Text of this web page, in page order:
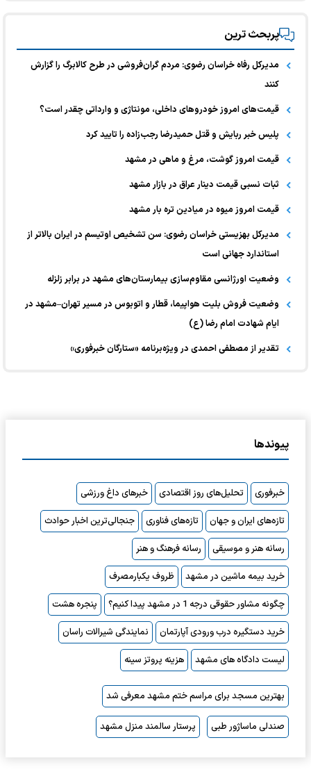
پربحث ترین
مدیرکل رفاه خراسان رضوی: مردم گران‌فروشی در طرح کالابرگ را گزارش
کنند
قیمت‌های امروز خودرو‌های داخلی، مونتاژی و وارداتی چقدر است؟
پلیس خبر ربایش و قتل حمیدرضا رجب‌زاده را تایید کرد
قیمت امروز گوشت، مرغ و ماهی در مشهد
ثبات نسبی قیمت دینار عراق در بازار مشهد
قیمت امروز میوه در میادین تره بار مشهد
مدیرکل بهزیستی خراسان رضوی: سن تشخیص اوتیسم در ایران بالاتر از
استاندارد جهانی است
وضعیت اورژانسی مقاوم‌سازی بیمارستان‌های مشهد در برابر زلزله
وضعیت فروش بلیت هواپیما، قطار و اتوبوس در مسیر تهران–مشهد در
ایام شهادت امام رضا (ع)
تقدیر از مصطفی احمدی در ویژه‌برنامه «ستارگان خبرفوری»
پیوندها
خبرفوری تحلیل‌های روز اقتصادی
خبرهای داغ ورزشی
تازه‌های ایران و جهان
تازه‌های فناوری
جنجالی‌ترین اخبار حوادث
رسانه هنر و موسیقی
رسانه فرهنگ و هنر
خرید بیمه ماشین در مشهد
ظروف یکبارمصرف
چگونه مشاور حقوقی درجه 1 در مشهد پیدا کنیم؟
پنجره هشت
خرید دستگیره درب ورودی آپارتمان
نمایندگی شیرالات راسان
لیست دادگاه های مشهد
هزینه پروتز سینه
بهترین مسجد برای مراسم ختم مشهد معرفی شد
صندلی ماساژور طبی پرستار سالمند منزل مشهد